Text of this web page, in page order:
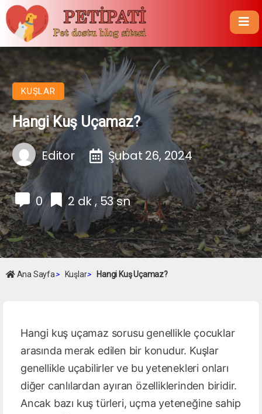
KUŞLAR
Hangi Kuş Uçamaz?
Editor Şubat 26, 2024
0 2 dk , 53 sn
Ana Sayfa> Kuşlar> Hangi Kuş Uçamaz?
Hangi kuş uçamaz sorusu genellikle çocuklar
arasında merak edilen bir konudur. Kuşlar
genellikle uçabilirler ve bu yetenekleri onları
diğer canlılardan ayıran özelliklerinden biridir.
Ancak bazı kuş türleri, uçma yeteneğine sahip